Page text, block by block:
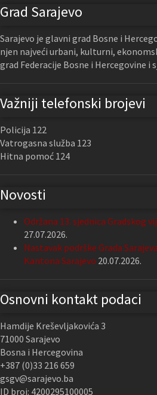
Grad Sarajevo
Sarajevo je glavni grad Bosne i
njen najveći urbani, kulturni,
grad Federacije Bosne i Hercegovine i
Važniji telefonski brojevi
Policija 122
Vatrogasna služba 123
Hitna pomoć 124
Novosti
Održana 13. sjednica Gradskog
27.07.2026.
Nastavak podrške Grada
Kantona Sarajevo 20.07.2026.
Osnovni kontakt podaci
Hamdije Kreševljakovića 3
71000 Sarajevo
Bosna i Hercegovina
+387 (0)33 216 659
gsgv@sarajevo.ba
ID broj: 4200295100005